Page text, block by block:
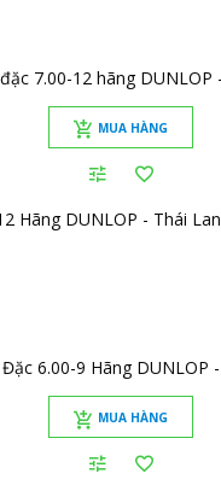
MUA HÀNG
Hãng DUNLOP - Thái Lan
MUA HÀNG